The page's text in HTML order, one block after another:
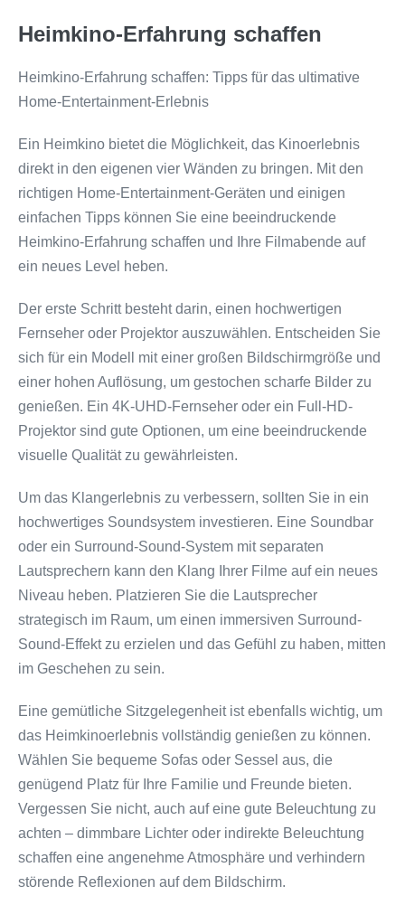
Heimkino-Erfahrung schaffen
Heimkino-Erfahrung schaffen: Tipps für das ultimative
Home-Entertainment-Erlebnis
Ein Heimkino bietet die Möglichkeit, das Kinoerlebnis
direkt in den eigenen vier Wänden zu bringen. Mit den
richtigen Home-Entertainment-Geräten und einigen
einfachen Tipps können Sie eine beeindruckende
Heimkino-Erfahrung schaffen und Ihre Filmabende auf
ein neues Level heben.
Der erste Schritt besteht darin, einen hochwertigen
Fernseher oder Projektor auszuwählen. Entscheiden Sie
sich für ein Modell mit einer großen Bildschirmgröße und
einer hohen Auflösung, um gestochen scharfe Bilder zu
genießen. Ein 4K-UHD-Fernseher oder ein Full-HD-
Projektor sind gute Optionen, um eine beeindruckende
visuelle Qualität zu gewährleisten.
Um das Klangerlebnis zu verbessern, sollten Sie in ein
hochwertiges Soundsystem investieren. Eine Soundbar
oder ein Surround-Sound-System mit separaten
Lautsprechern kann den Klang Ihrer Filme auf ein neues
Niveau heben. Platzieren Sie die Lautsprecher
strategisch im Raum, um einen immersiven Surround-
Sound-Effekt zu erzielen und das Gefühl zu haben, mitten
im Geschehen zu sein.
Eine gemütliche Sitzgelegenheit ist ebenfalls wichtig, um
das Heimkinoerlebnis vollständig genießen zu können.
Wählen Sie bequeme Sofas oder Sessel aus, die
genügend Platz für Ihre Familie und Freunde bieten.
Vergessen Sie nicht, auch auf eine gute Beleuchtung zu
achten – dimmbare Lichter oder indirekte Beleuchtung
schaffen eine angenehme Atmosphäre und verhindern
störende Reflexionen auf dem Bildschirm.